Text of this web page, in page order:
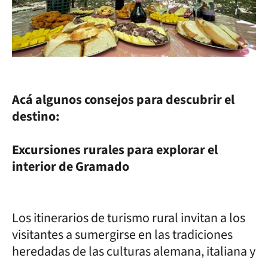
Acá algunos consejos para descubrir el
destino:
Excursiones rurales para explorar el
interior de Gramado
Los itinerarios de turismo rural invitan a los
visitantes a sumergirse en las tradiciones
heredadas de las culturas alemana, italiana y